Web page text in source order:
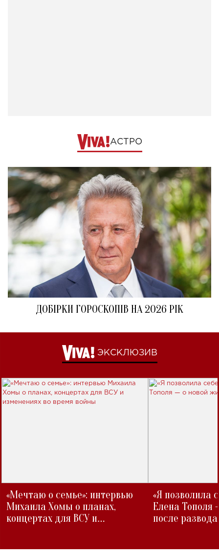
АСТРО
ДОБІРКИ ГОРОСКОПІВ НА 2026 РІК
ЭКСКЛЮЗИВ
«Мечтаю о семье»: интервью
Михаила Хомы о планах,
концертах для ВСУ и
«Я позволила
Елена Тополя
после развода